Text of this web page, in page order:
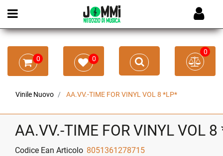
Open menu
0 0
0
Vinile Nuovo AA.VV.-TIME FOR VINYL VOL 8 *LP*
AA.VV.-TIME FOR VINYL VOL
Codice Ean Articolo 8051361278715